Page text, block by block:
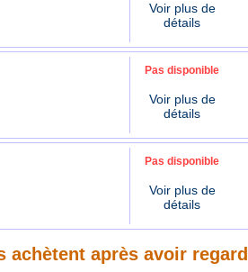
Voir plus de
détails
Pas disponible
Voir plus de
détails
Pas disponible
Voir plus de
détails
après avoir